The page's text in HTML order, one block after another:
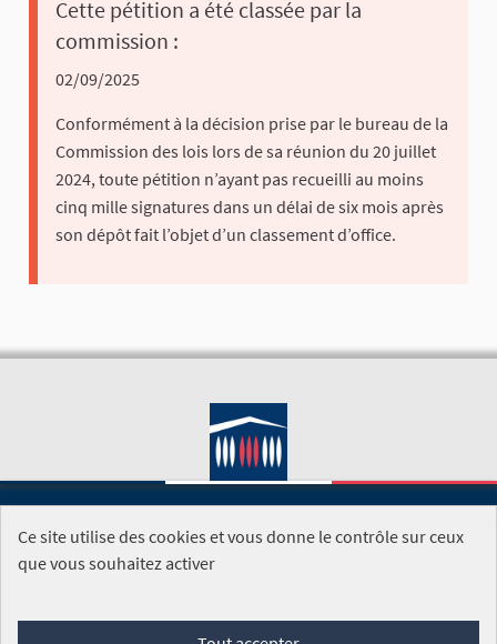
Cette pétition a été classée par la
commission :
02/09/2025
Conformément à la décision prise par le bureau de la
Commission des lois lors de sa réunion du 20 juillet
2024, toute pétition n’ayant pas recueilli au moins
cinq mille signatures dans un délai de six mois après
son dépôt fait l’objet d’un classement d’office.
SITE DE L'ASSEMBLÉE NATIONALE
Foire aux questions
Ce site utilise des cookies et vous donne le contrôle sur ceux
que vous souhaitez activer